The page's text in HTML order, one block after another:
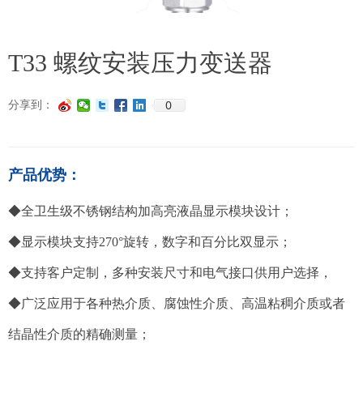
T33 螺纹安装压力变送器
分享到： 0
◆全卫生级不锈钢结构加高亮液晶显示模块设计；
◆显示模块支持270°旋转，数字和百分比双显示；
◆支持客户定制，多种安装尺寸和电气接口供用户选择，
◆广泛应用于各种热介质、腐蚀性介质、高温粘稠介质或者
结晶性介质的精确测量；
产品优势：